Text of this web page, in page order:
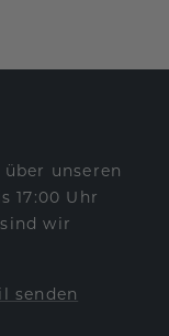
unseren
17:00 Uhr
wir
senden